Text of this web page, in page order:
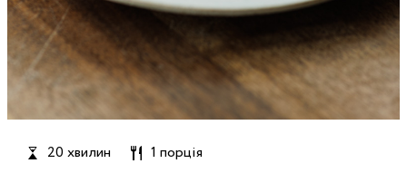
20 хвилин 1 порція